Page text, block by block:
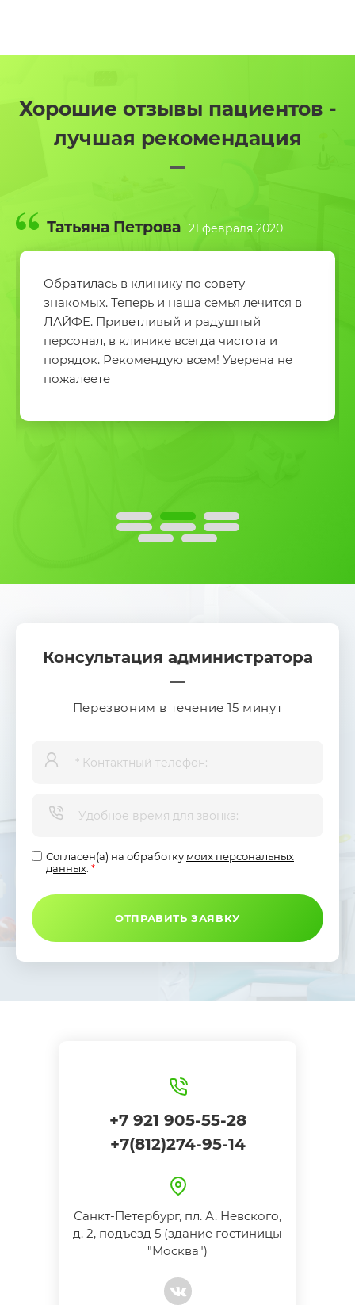
Хорошие отзывы пациентов -
лучшая рекомендация
Татьяна Петрова 21 февраля 2020
Обратилась в клинику по совету
знакомых. Теперь и наша семья лечится в
ЛАЙФЕ. Приветливый и радушный
персонал, в клинике всегда чистота и
порядок. Рекомендую всем! Уверена не
пожалеете
Консультация администратора
Перезвоним в течение 15 минут
Согласен(а) на обработку моих персональных
данных: *
ОТПРАВИТЬ ЗАЯВКУ
+7 921 905-55-28
+7(812)274-95-14
Санкт-Петербург, пл. А. Невского,
д. 2, подъезд 5 (здание гостиницы
"Москва")